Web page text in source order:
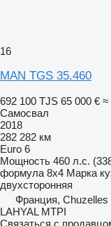
16
MAN TGS 35.460
692 100 TJS 65 000 € ≈
Самосвал
2018
282 282 км
Euro 6
Мощность 460 л.с.
формула 8x4 Марка
двухсторонняя
Франция, Chuzelles
LAHYAL MTPI
Связаться с